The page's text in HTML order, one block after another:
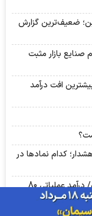
صنعت زغال سنگ تیر ۱۴۰۵ | کربن؛ ضعیف‌ترین گزارش
شنبه ۱۷ مرداد ۱۴۰۵| کدام صنایع بازار مثبت
تیر ۱۴۰۵ | غپونه؛ بیشترین افت درآمد
لیست هشدار؛ کدام نماد‌ها در
تغییر مثبت در عملکرد مالی بانک صادرات ایران/ درآمد عملیاتی 80